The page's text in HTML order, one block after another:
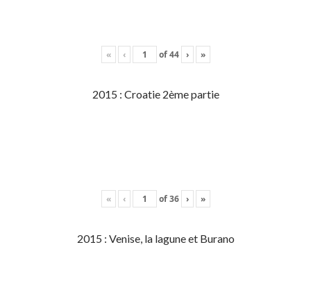
« ‹ of44 › »
2015 : Croatie 2ème partie
« ‹ of36 › »
2015 : Venise, la lagune et Burano